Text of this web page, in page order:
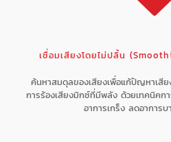
เชื่อมเสียงโดยไม่ปลิ้น
ค้นหาสมดุลของเสียงเพื่อแก้ปัญหาเสี
การร้องเสียงมิกซ์ที่มีพลัง ด้วยเทคนิคก
อาการเกร็ง ลดอาการบ